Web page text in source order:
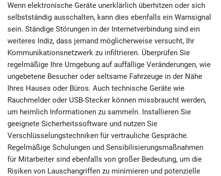
Wenn elektronische Geräte unerklärlich überhitzen oder sich
selbstständig ausschalten, kann dies ebenfalls ein Warnsignal
sein. Ständige Störungen in der Internetverbindung sind ein
weiteres Indiz, dass jemand möglicherweise versucht, Ihr
Kommunikationsnetzwerk zu infiltrieren. Überprüfen Sie
regelmäßige Ihre Umgebung auf auffällige Veränderungen, wie
ungebetene Besucher oder seltsame Fahrzeuge in der Nähe
Ihres Hauses oder Büros. Auch technische Geräte wie
Rauchmelder oder USB-Stecker können missbraucht werden,
um heimlich Informationen zu sammeln. Installieren Sie
geeignete Sicherheitssoftware und nutzen Sie
Verschlüsselungstechniken für vertrauliche Gespräche.
Regelmäßige Schulungen und Sensibilisierungsmaßnahmen
für Mitarbeiter sind ebenfalls von großer Bedeutung, um die
Risiken von Lauschangriffen zu minimieren und potenzielle